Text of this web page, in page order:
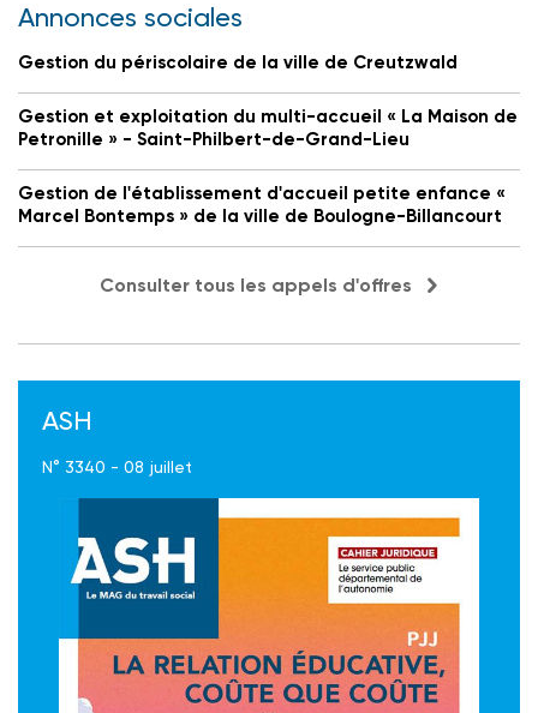
Annonces sociales
Gestion du périscolaire de la ville de Creutzwald
Gestion et exploitation du multi-accueil « La Maison de
Petronille » - Saint-Philbert-de-Grand-Lieu
Gestion de l'établissement d'accueil petite enfance «
Marcel Bontemps » de la ville de Boulogne-Billancourt
Consulter tous les appels d'offres
ASH
N° 3340 - 08 juillet